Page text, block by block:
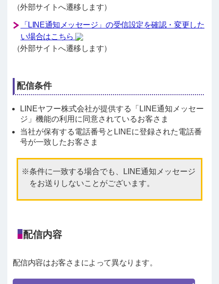
（外部サイトへ遷移します）
「LINE通知メッセージ」の受信設定を確認・変更した
い場合はこちら
（外部サイトへ遷移します）
配信条件
LINEヤフー株式会社が提供する「LINE通知メッセー
ジ」機能の利用に同意されているお客さま
当社が保有する電話番号とLINEに登録された電話番
号が一致したお客さま
条件に一致する場合でも、LINE通知メッセージ
をお送りしないことがございます。
配信内容
配信内容はお客さまによって異なります。